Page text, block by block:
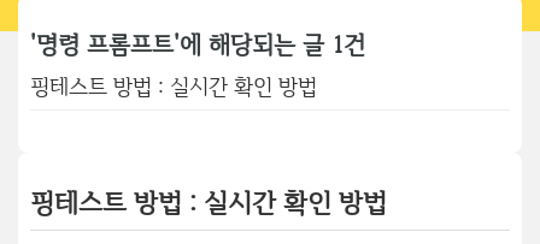
'명령 프롬프트'에 해당되는 글 1건
핑테스트 방법 : 실시간 확인 방법
핑테스트 방법 : 실시간 확인 방법